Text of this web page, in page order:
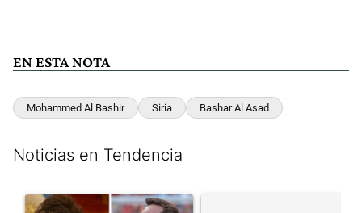
EN ESTA NOTA
Mohammed Al Bashir Siria Bashar Al Asad
Noticias en Tendencia
Un artículo de tendencia con el título "Milei despidió a Jorge